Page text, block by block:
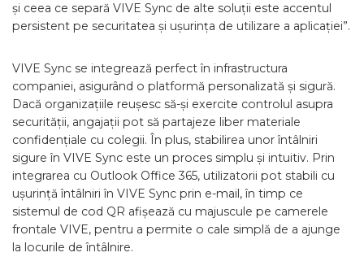
și ceea ce separă VIVE Sync de alte soluții este accentul
persistent pe securitatea și ușurința de utilizare a aplicației”.
VIVE Sync se integrează perfect în infrastructura
companiei, asigurând o platformă personalizată și sigură.
Dacă organizațiile reușesc să-și exercite controlul asupra
securității, angajații pot să partajeze liber materiale
confidențiale cu colegii. În plus, stabilirea unor întâlniri
sigure în VIVE Sync este un proces simplu și intuitiv. Prin
integrarea cu Outlook Office 365, utilizatorii pot stabili cu
ușurință întâlniri în VIVE Sync prin e-mail, în timp ce
sistemul de cod QR afișează cu majuscule pe camerele
frontale VIVE, pentru a permite o cale simplă de a ajunge
la locurile de întâlnire.